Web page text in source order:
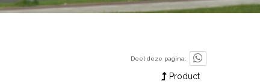
Deel deze pagina:
Product